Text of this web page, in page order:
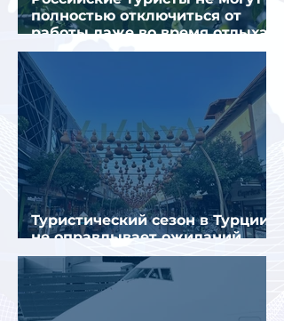
полностью отключиться от
работы даже во время отдыха
в Турции
Туристический сезон в Турции
не оправдывает ожиданий
отрасли